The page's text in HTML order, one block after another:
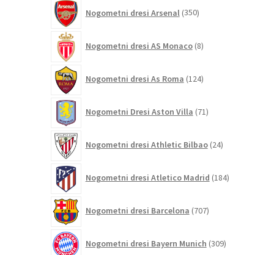
Nogometni dresi Arsenal 350izdelkov
Nogometni dresi AS Monaco 8izdelkov
Nogometni dresi As Roma 124izdelkov
Nogometni Dresi Aston Villa 71izdelkov
Nogometni dresi Athletic Bilbao 24izdelkov
Nogometni dresi Atletico Madrid 184izdelkov
Nogometni dresi Barcelona 707izdelkov
Nogometni dresi Bayern Munich 309izdelkov